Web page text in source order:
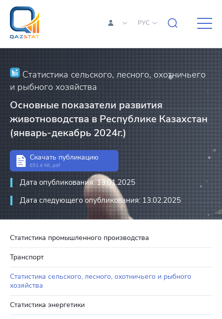
РУС
Статистика промышленного производства
Транспорт
Статистика сельского, лесного, охотничьего и рыбного
хозяйства
Статистика энергетики
Статистика сельского, лесного, охотничьего
и рыбного хозяйства
Основные показатели развития
животноводства в Республике Казахстан
(январь-декабрь 2024г.)
Скачать публикацию
651.4 Кб, pdf
Дата опубликования: 13.01.2025
Дата следующего опубликования: 13.02.2025